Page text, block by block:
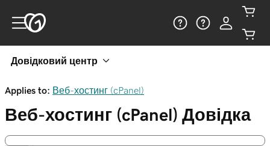
Довідковий центр
Applies to: Веб-хостинг (cPanel)
Веб-хостинг (cPanel) Довідка